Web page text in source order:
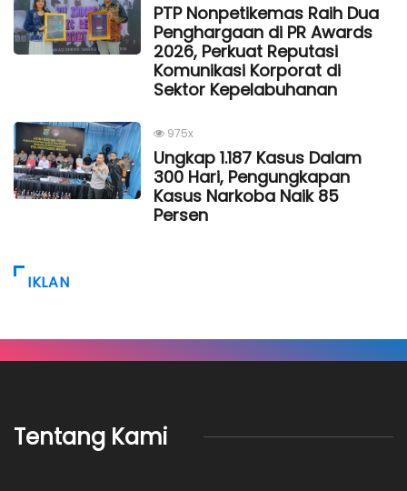
PTP Nonpetikemas Raih Dua
Penghargaan di PR Awards
2026, Perkuat Reputasi
Komunikasi Korporat di
Sektor Kepelabuhanan
975x
Ungkap 1.187 Kasus Dalam
300 Hari, Pengungkapan
Kasus Narkoba Naik 85
Persen
IKLAN
Tentang Kami